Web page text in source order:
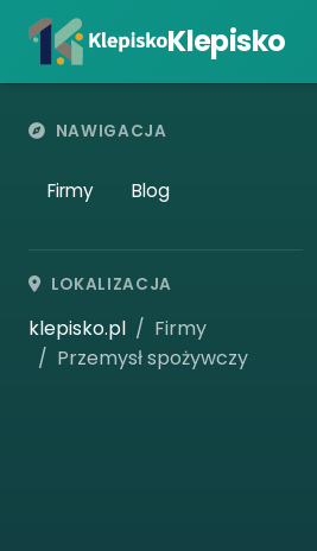
Klepisko
NAWIGACJA
Firmy Blog
LOKALIZACJA
klepisko.pl
Firmy
Przemysł spożywczy